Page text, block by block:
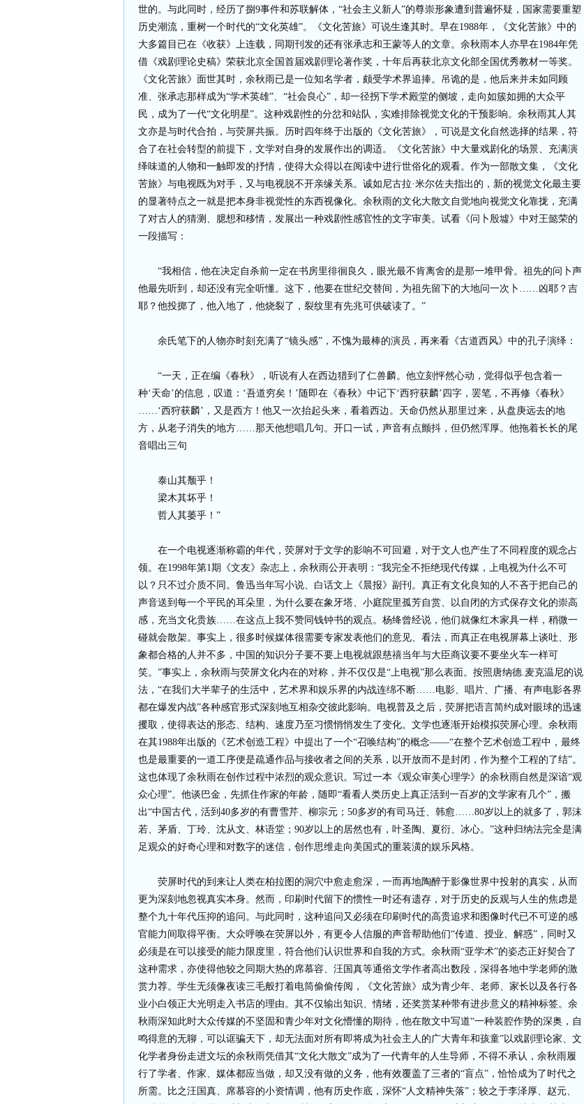
世的。与此同时，经历了捌9事件和苏联解体，“社会主义新人”的尊崇形象遭到普遍怀疑，国家需要重塑
历史潮流，重树一个时代的“文化英雄”。《文化苦旅》可说生逢其时。早在1988年，《文化苦旅》中的
大多篇目已在《收获》上连载，同期刊发的还有张承志和王蒙等人的文章。余秋雨本人亦早在1984年凭
借《戏剧理论史稿》荣获北京全国首届戏剧理论著作奖，十年后再获北京文化部全国优秀教材一等奖。
《文化苦旅》面世其时，余秋雨已是一位知名学者，颇受学术界追捧。吊诡的是，他后来并未如同顾
准、张承志那样成为“学术英雄”、“社会良心”，却一径拐下学术殿堂的侧坡，走向如簇如拥的大众平
民，成为了一代“文化明星”。这种戏剧性的分岔和站队，实难排除视觉文化的干预影响。余秋雨其人其
文亦是与时代合拍，与荧屏共振。历时四年终于出版的《文化苦旅》，可说是文化自然选择的结果，符
合了在社会转型的前提下，文学对自身的发展作出的调适。《文化苦旅》中大量戏剧化的场景、充满演
绎味道的人物和一触即发的抒情，使得大众得以在阅读中进行世俗化的观看。作为一部散文集，《文化
苦旅》与电视既为对手，又与电视脱不开亲缘关系。诚如尼古拉·米尔佐夫指出的，新的视觉文化最主要
的显著特点之一就是把本身非视觉性的东西视像化。余秋雨的文化大散文自觉地向视觉文化靠拢，充满
了对古人的猜测、臆想和移情，发展出一种戏剧性感官性的文字审美。试看《问卜殷墟》中对王懿荣的
一段描写：
“我相信，他在决定自杀前一定在书房里徘徊良久，眼光最不肯离舍的是那一堆甲骨。祖先的问卜声
他最先听到，却还没有完全听懂。这下，他要在世纪交替间，为祖先留下的大地问一次卜……凶耶？吉
耶？他投掷了，他入地了，他烧裂了，裂纹里有先兆可供破读了。”
余氏笔下的人物亦时刻充满了“镜头感”，不愧为最棒的演员，再来看《古道西风》中的孔子演绎：
“一天，正在编《春秋》，听说有人在西边猎到了仁兽麟。他立刻怦然心动，觉得似乎包含着一
种‘天命’的信息，叹道：‘吾道穷矣！’随即在《春秋》中记下‘西狩获麟’四字，罢笔，不再修《春秋》
……‘西狩获麟’，又是西方！他又一次抬起头来，看着西边。天命仍然从那里过来，从盘庚远去的地
方，从老子消失的地方……那天他想唱几句。开口一试，声音有点颤抖，但仍然浑厚。他拖着长长的尾
音唱出三句
泰山其颓乎！
梁木其坏乎！
哲人其萎乎！”
在一个电视逐渐称霸的年代，荧屏对于文学的影响不可回避，对于文人也产生了不同程度的观念占
领。在1998年第1期《文友》杂志上，余秋雨公开表明：“我完全不拒绝现代传媒，上电视为什么不可
以？只不过介质不同。鲁迅当年写小说、白话文上《晨报》副刊。真正有文化良知的人不吝于把自己的
声音送到每一个平民的耳朵里，为什么要在象牙塔、小庭院里孤芳自赏、以自闭的方式保存文化的崇高
感，充当文化贵族……在这点上我不赞同钱钟书的观点。杨绛曾经说，他们就像红木家具一样，稍微一
碰就会散架。事实上，很多时候媒体很需要专家发表他们的意见、看法，而真正在电视屏幕上谈吐、形
象都合格的人并不多，中国的知识分子要不要上电视就跟慈禧当年与大臣商议要不要坐火车一样可
笑。”事实上，余秋雨与荧屏文化内在的对称，并不仅仅是“上电视”那么表面。按照唐纳德.麦克温尼的说
法，“在我们大半辈子的生活中，艺术界和娱乐界的内战连绵不断……电影、唱片、广播、有声电影各界
都在爆发内战”各种感官形式深刻地互相杂交彼此影响。电视普及之后，荧屏把语言简约成对眼球的迅速
攫取，使得表达的形态、结构、速度乃至习惯悄悄发生了变化。文学也逐渐开始模拟荧屏心理。余秋雨
在其1988年出版的《艺术创造工程》中提出了一个“召唤结构”的概念——“在整个艺术创造工程中，最终
也是最重要的一道工序便是疏通作品与接收者之间的关系，以开放而不是封闭，作为整个工程的了结”。
这也体现了余秋雨在创作过程中浓烈的观众意识。写过一本《观众审美心理学》的余秋雨自然是深谙“观
众心理”。他谈巴金，先抓住作家的年龄，随即“看看人类历史上真正活到一百岁的文学家有几个”，搬
出“中国古代，活到40多岁的有曹雪芹、柳宗元；50多岁的有司马迁、韩愈……80岁以上的就多了，郭沫
若、茅盾、丁玲、沈从文、林语堂；90岁以上的居然也有，叶圣陶、夏衍、冰心。”这种归纳法完全是满
足观众的好奇心理和对数字的迷信，创作思维走向美国式的重装潢的娱乐风格。
荧屏时代的到来让人类在柏拉图的洞穴中愈走愈深，一而再地陶醉于影像世界中投射的真实，从而
更为深刻地忽视真实本身。然而，印刷时代留下的惯性一时还有遗存，对于历史的反观与人生的焦虑是
整个九十年代压抑的追问。与此同时，这种追问又必须在印刷时代的高贵追求和图像时代已不可逆的感
官能力间取得平衡。大众呼唤在荧屏以外，有更令人信服的声音帮助他们“传道、授业、解惑”，同时又
必须是在可以接受的能力限度里，符合他们认识世界和自我的方式。余秋雨“亚学术”的姿态正好契合了
这种需求，亦使得他较之同期大热的席慕容、汪国真等通俗文学作者高出数段，深得各地中学老师的激
赏力荐。学生无须像夜读三毛般打着电筒偷偷传阅，《文化苦旅》成为青少年、老师、家长以及各行各
业小白领正大光明走入书店的理由。其不仅输出知识、情绪，还奖赏某种带有进步意义的精神标签。余
秋雨深知此时大众传媒的不坚固和青少年对文化懵懂的期待，他在散文中写道“一种装腔作势的深奥，自
鸣得意的无聊，可以诓骗天下，却无法面对所有即将成为社会主人的广大青年和孩童”以戏剧理论家、文
化学者身份走进文坛的余秋雨凭借其“文化大散文”成为了一代青年的人生导师，不得不承认，余秋雨履
行了学者、作家、媒体都应当做，却又没有做的义务，他有效覆盖了三者的“盲点”，恰恰成为了时代之
所需。比之汪国真、席慕容的小资情调，他有历史作底，深怀“人文精神失落”；较之于李泽厚、赵元、